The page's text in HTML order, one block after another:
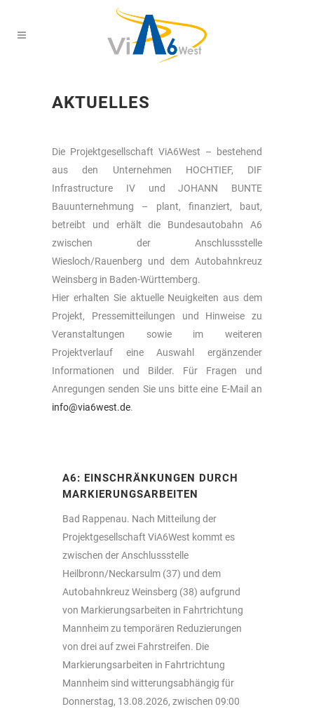
AKTUELLES
Die Projektgesellschaft ViA6West – bestehend
aus den Unternehmen HOCHTIEF, DIF
Infrastructure IV und JOHANN BUNTE
Bauunternehmung – plant, finanziert, baut,
betreibt und erhält die Bundesautobahn A6
zwischen der Anschlussstelle
Wiesloch/Rauenberg und dem Autobahnkreuz
Weinsberg in Baden-Württemberg.
Hier erhalten Sie aktuelle Neuigkeiten aus dem
Projekt, Pressemitteilungen und Hinweise zu
Veranstaltungen sowie im weiteren
Projektverlauf eine Auswahl ergänzender
Informationen und Bilder. Für Fragen und
Anregungen senden Sie uns bitte eine E-Mail an
info@via6west.de.
A6: EINSCHRÄNKUNGEN DURCH
MARKIERUNGSARBEITEN
Bad Rappenau. Nach Mitteilung der
Projektgesellschaft ViA6West kommt es
zwischen der Anschlussstelle
Heilbronn/Neckarsulm (37) und dem
Autobahnkreuz Weinsberg (38) aufgrund
von Markierungsarbeiten in Fahrtrichtung
Mannheim zu temporären Reduzierungen
von drei auf zwei Fahrstreifen. Die
Markierungsarbeiten in Fahrtrichtung
Mannheim sind witterungsabhängig für
Donnerstag, 13.08.2026, zwischen 09:00